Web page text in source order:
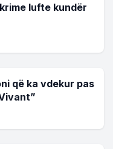
lufte kundër
që ka vdekur pas